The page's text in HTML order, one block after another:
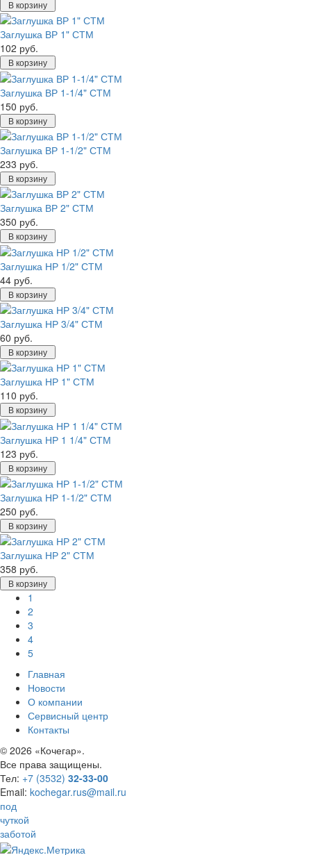
В корзину
Заглушка ВР 1" СТМ
102 руб.
В корзину
Заглушка ВР 1-1/4" СТМ
150 руб.
В корзину
Заглушка ВР 1-1/2" СТМ
233 руб.
В корзину
Заглушка ВР 2" СТМ
350 руб.
В корзину
Заглушка НР 1/2" СТМ
44 руб.
В корзину
Заглушка НР 3/4" СТМ
60 руб.
В корзину
Заглушка НР 1" СТМ
110 руб.
В корзину
Заглушка НР 1 1/4" СТМ
123 руб.
В корзину
Заглушка НР 1-1/2" СТМ
250 руб.
В корзину
Заглушка НР 2" СТМ
358 руб.
В корзину
1
2
3
4
5
Главная
Новости
О компании
Сервисный центр
Контакты
© 2026 «Кочегар».
Все права защищены.
Тел: +7 (3532) 32-33-00
Email: kochegar.rus@mail.ru
под
чуткой
заботой